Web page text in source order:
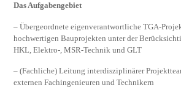
Das Aufgabengebiet
– Übergeordnete eigenverantwortliche TGA-
hochwertigen Bauprojekten unter der
HKL, Elektro-, MSR-Technik und GLT
– (Fachliche) Leitung interdisziplinärer
externen Fachingenieuren und Technikern